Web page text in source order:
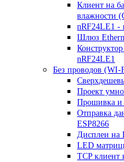
Клиент на
влажности
nRF24LE1 -
Шлюз
nRF24LE1
Без проводов (WI-
Проект
Прошивка и
Отправка
ESP8266
Дисплеи на
LED
TCP клиент